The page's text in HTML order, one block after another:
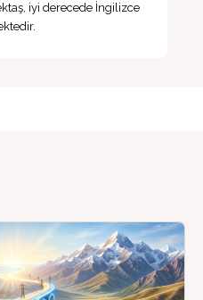
iyi derecede İngilizce